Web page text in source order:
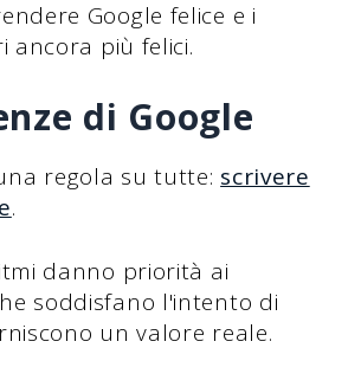
Google felice e i
ancora più felici.
di Google
regola su tutte: scrivere
.
danno priorità ai
soddisfano l'intento di
un valore reale.